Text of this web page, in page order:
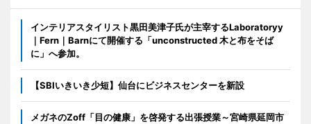
インテリアスタイリスト黒田美津子氏が主宰するLaboratoryy
｜Fern｜Barnにて開催する「unconstructed 木と布をそば
に」へ参加。
【SBIいきいき少短】仙台にビジネスセンターを新設
メガネのZoff「目の健康」を啓発する出張授業～宮崎県延岡市